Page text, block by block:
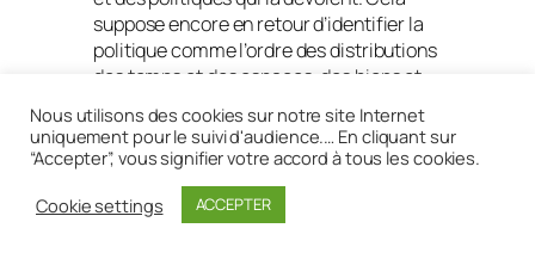
suppose encore en retour d’identifier la
politique comme l’ordre des distributions
des temps et des espaces, des biens et
des actes, c’est-à-dire d’identifier la
grammaire sensible qui préside à la
répartition des différents aspects de la
vie humaine en société. C’est à cette
grammaire que l’économie doit s’en
Nous utilisons des cookies sur notre site Internet
uniquement pour le suivi d'audience.… En cliquant sur
“Accepter”, vous signifier votre accord à tous les cookies.
Cookie settings
ACCEPTER